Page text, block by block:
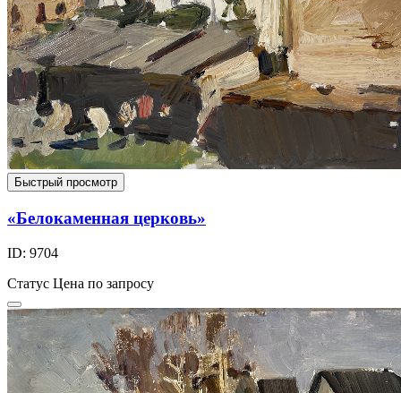
Быстрый просмотр
«Белокаменная церковь»
ID: 9704
Статус Цена по запросу